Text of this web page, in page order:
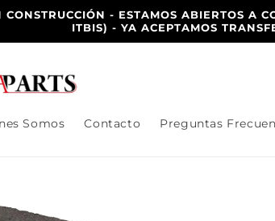
CONSTRUCCIÓN - ESTAMOS ABIERTOS A
ITBIS) - YA ACEPTAMOS
Somos Contacto Preguntas